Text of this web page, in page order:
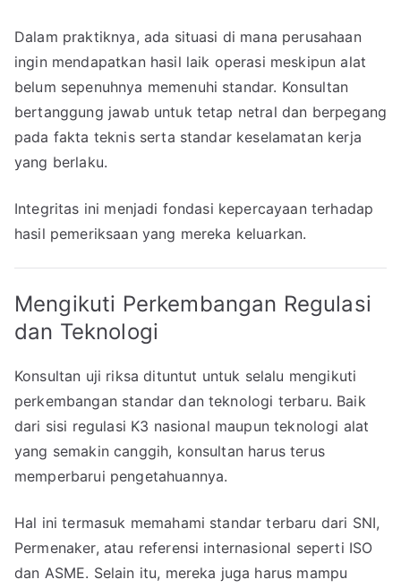
Dalam praktiknya, ada situasi di mana perusahaan
ingin mendapatkan hasil laik operasi meskipun alat
belum sepenuhnya memenuhi standar. Konsultan
bertanggung jawab untuk tetap netral dan berpegang
pada fakta teknis serta standar keselamatan kerja
yang berlaku.
Integritas ini menjadi fondasi kepercayaan terhadap
hasil pemeriksaan yang mereka keluarkan.
Mengikuti Perkembangan Regulasi
dan Teknologi
Konsultan uji riksa dituntut untuk selalu mengikuti
perkembangan standar dan teknologi terbaru. Baik
dari sisi regulasi K3 nasional maupun teknologi alat
yang semakin canggih, konsultan harus terus
memperbarui pengetahuannya.
Hal ini termasuk memahami standar terbaru dari SNI,
Permenaker, atau referensi internasional seperti ISO
dan ASME. Selain itu, mereka juga harus mampu